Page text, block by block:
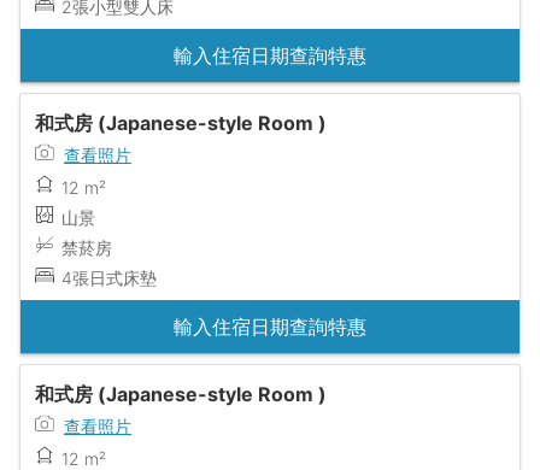
2張小型雙人床
輸入住宿日期查詢特惠
和式房 (Japanese-style Room )
查看照片
12 m²
山景
禁菸房
4張日式床墊
輸入住宿日期查詢特惠
和式房 (Japanese-style Room )
查看照片
12 m²